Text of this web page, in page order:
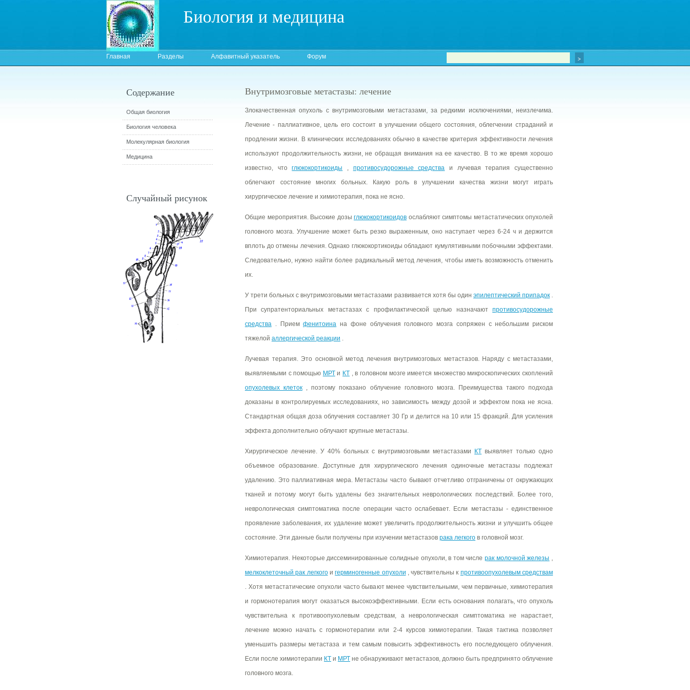
Биология и медицина
Главная Разделы Алфавитный указатель Форум
Внутримозговые метастазы: лечение
Злокачественная опухоль с внутримозговыми метастазами, за редкими исключениями, неизлечима.
Лечение - паллиативное, цель его состоит в улучшении общего состояния, облегчении страданий и
продлении жизни. В клинических исследованиях обычно в качестве критерия эффективности лечения
используют продолжительность жизни, не обращая внимания на ее качество. В то же время хорошо
известно, чтоглюкокортикоиды , противосудорожные средства и лучевая терапия существенно
облегчают состояние многих больных. Какую роль в улучшении качества жизни могут играть
хирургическое лечение и химиотерапия, пока не ясно.
Общие мероприятия. Высокие дозы глюкокортикоидов ослабляют симптомы метастатических опухолей
головного мозга. Улучшение может быть резко выраженным, оно наступает через 6-24 ч и держится
вплоть до отмены лечения. Однако глюкокортикоиды обладают кумулятивными побочными эффектами.
Следовательно, нужно найти более радикальный метод лечения, чтобы иметь возможность отменить
их.
У трети больных с внутримозговыми метастазами развивается хотя бы один эпилептический припадок.
При супратенториальных метастазах с профилактической целью назначают противосудорожные
средства . Приемфенитоина на фоне облучения головного мозга сопряжен с небольшим риском
тяжелой аллергической реакции .
Лучевая терапия. Это основной метод лечения внутримозговых метастазов. Наряду с метастазами,
выявляемыми с помощью МРТи КТ , в головном мозге имеется множество микроскопических скоплений
опухолевых клеток , поэтому показано облучение головного мозга. Преимущества такого подхода
доказаны в контролируемых исследованиях, но зависимость между дозой и эффектом пока не ясна.
Стандартная общая доза облучения составляет 30 Гр и делится на 10 или 15 фракций. Для усиления
эффекта дополнительно облучают крупные метастазы.
Хирургическое лечение. У 40% больных с внутримозговыми метастазами КТ выявляет только одно
объемное образование. Доступные для хирургического лечения одиночные метастазы подлежат
удалению. Это паллиативная мера. Метастазы часто бывают отчетливо отграничены от окружающих
тканей и потому могут быть удалены без значительных неврологических последствий. Более того,
неврологическая симптоматика после операции часто ослабевает. Если метастазы - единственное
проявление заболевания, их удаление может увеличить продолжительность жизни и улучшить общее
состояние. Эти данные были получены при изучении метастазов рака легкого в головной мозг.
Химиотерапия. Некоторые диссеминированные солидные опухоли, в том числерак молочной железы ,
мелкоклеточный рак легкогоигерминогенные опухоли , чувствительны к противоопухолевым средствам
. Хотя метастатические опухоли часто бывают менее чувствительными, чем первичные, химиотерапия
и гормонотерапия могут оказаться высокоэффективными. Если есть основания полагать, что опухоль
чувствительна к противоопухолевым средствам, а неврологическая симптоматика не нарастает,
лечение можно начать с гормонотерапии или 2-4 курсов химиотерапии. Такая тактика позволяет
уменьшить размеры метастаза и тем самым повысить эффективность его последующего облучения.
Если после химиотерапии КТ и МРТ не обнаруживают метастазов, должно быть предпринято облучение
головного мозга.
Содержание
Общая биология
Биология человека
Молекулярная биология
Медицина
Случайный рисунок